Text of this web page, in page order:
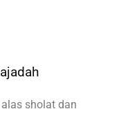
sholat dan